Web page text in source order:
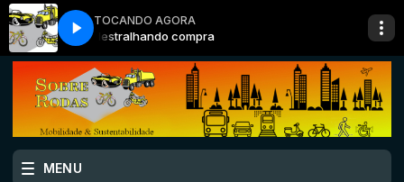
TOCANDO AGORA
destralhando compra
MENU